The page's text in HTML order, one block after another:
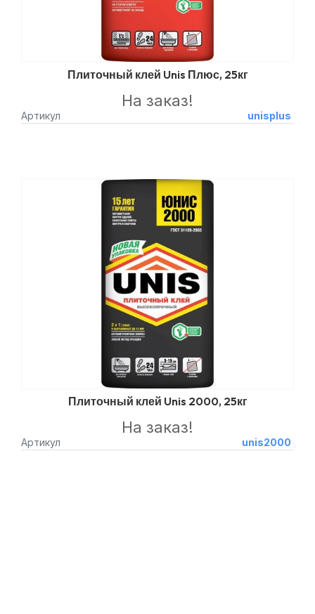
Плиточный клей Unis Плюс, 25кг
Артикул unisplus
На заказ!
Плиточный клей Unis 2000, 25кг
Артикул unis2000
На заказ!